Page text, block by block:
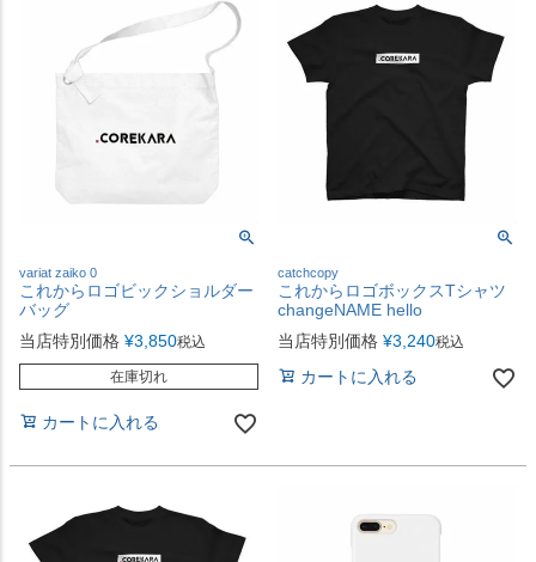
variat zaiko 0
これからロゴビックショルダー
バッグ
当店特別価格 ¥3,850税込
在庫切れ
カートに入れる
catchcopy
これからロゴボックスTシャツ
changeNAME hello
当店特別価格 ¥3,240税込
カートに入れる